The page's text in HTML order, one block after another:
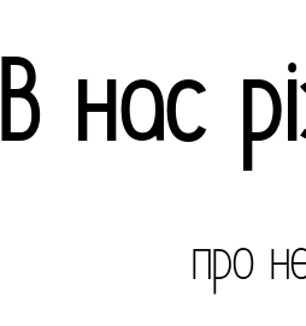
В нас
про